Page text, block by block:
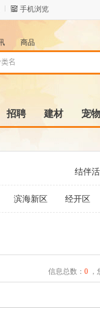
手机浏览
商品
招聘 建材 宠物
结伴
滨海新区 经开区
信息总数： 0，